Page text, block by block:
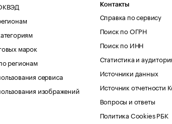
марок
регионам
сервиса
изображений
Контакты
Справка по сервису
Поиск по ОГРН
Поиск по ИНН
Статистика и
Источники данных
Источник отчетности
Вопросы и ответы
Политика Cookies РБК